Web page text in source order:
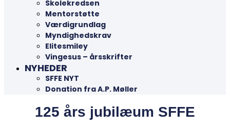
Skolekredsen
Mentorstøtte
Værdigrundlag
Myndighedskrav
Elitesmiley
Vingesus – årsskrifter
NYHEDER
SFFE NYT
Donation fra A.P. Møller
125 års jubilæum SFFE